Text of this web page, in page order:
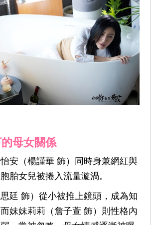
母女關係
安（楊謹華 飾）同時身兼網紅與
胎女兒被捲入流量漩渦。
廷 飾）從小被推上鏡頭，成為知
妹妹莉莉（詹子萱 飾）則性格內